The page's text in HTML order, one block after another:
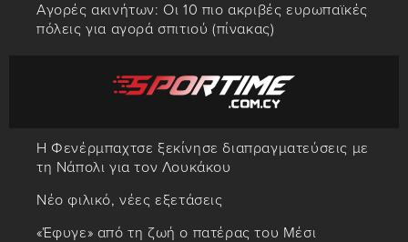
Αγορές ακινήτων: Οι 10 πιο ακριβές ευρωπαϊκές
πόλεις για αγορά σπιτιού (πίνακας)
Η Φενέρμπαχτσε ξεκίνησε διαπραγματεύσεις με
τη Νάπολι για τον Λουκάκου
Νέο φιλικό, νέες εξετάσεις
«Έφυγε» από τη ζωή ο πατέρας του Μέσι